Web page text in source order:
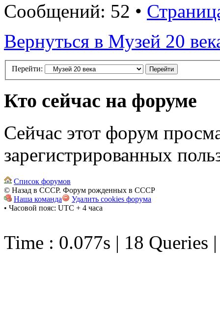
Сообщений: 52 •
Вернуться в Музей 20
Перейти:
Кто сейчас на форуме
Сейчас этот форум
зарегистрированных
Список форумов
© Назад в СССР. Форум рожденных в СССР
Наша команда
Удалить cookies форума
• Часовой пояс: UTC + 4 часа
Time : 0.077s | 18 Queries